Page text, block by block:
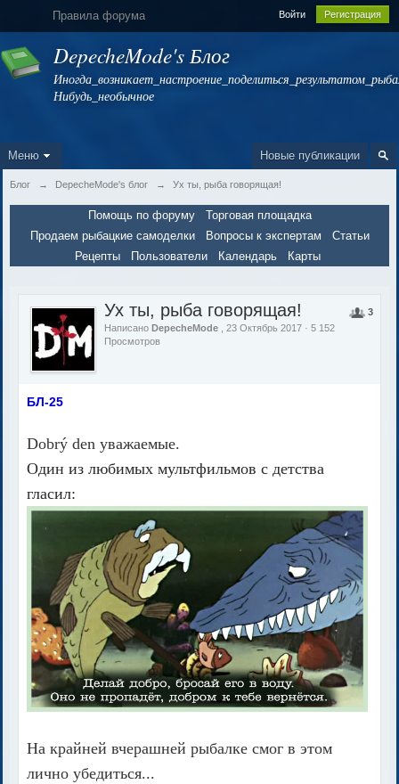
Правила форума Войти Регистрация
DepecheMode's Блог
Нибудь_необычное
Новые публикации
Меню
Блог → DepecheMode's блог → Ух ты, рыба говорящая!
Помощь по форуму
Торговая площадка
Продаем рыбацкие самоделки
Вопросы к экспертам
Статьи
Рецепты
Пользователи Календарь Карты
3
Ух ты, рыба говорящая!
НаписаноDepecheMode
, 23 Октябрь 2017 · 5 152
Просмотров
БЛ-25
Dobrý den уважаемые.
Один из любимых мультфильмов с детства
гласил:
На крайней вчерашней рыбалке смог в этом
лично убедиться...